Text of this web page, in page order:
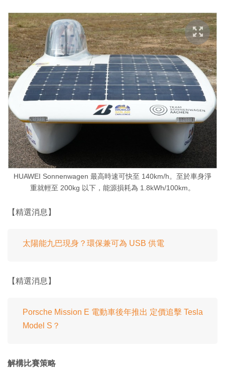
HUAWEI Sonnenwagen 最高時速可快至 140km/h。至於車身淨
重就輕至 200kg 以下，能源損耗為 1.8kWh/100km。
【精選消息】
太陽能九巴現身？環保兼可為 USB 供電
【精選消息】
Porsche Mission E 電動車後年推出 定價追擊 Tesla
Model S？
解構比賽策略